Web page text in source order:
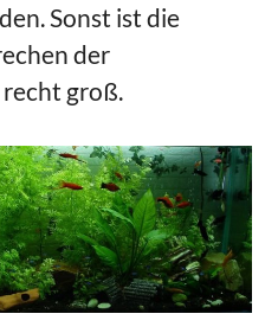
Sonst ist die
der
groß.